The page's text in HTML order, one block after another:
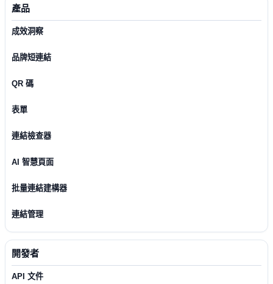
產品
成效洞察
品牌短連結
QR 碼
表單
連結檢查器
AI 智慧頁面
批量連結建構器
連結管理
開發者
API 文件